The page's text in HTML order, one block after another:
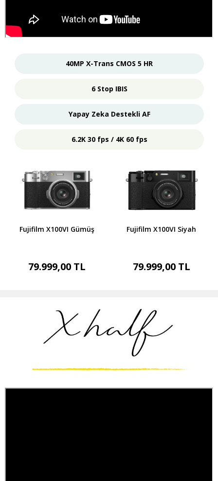
40MP X-Trans CMOS 5 HR
6 Stop IBIS
Yapay Zeka Destekli AF
6.2K 30 fps / 4K 60 fps
Fujifilm X100VI Gümüş
79.999,00 TL
Fujifilm X100VI Siyah
79.999,00 TL